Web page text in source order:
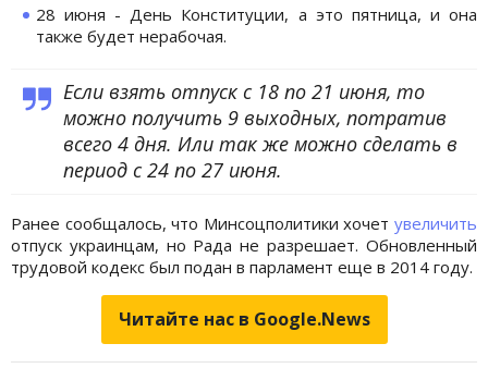
28 июня - День Конституции, а это пятница, и она
также будет нерабочая.
Если взять отпуск с 18 по 21 июня, то
можно получить 9 выходных, потратив
всего 4 дня. Или так же можно сделать в
период с 24 по 27 июня.
Ранее сообщалось, что Минсоцполитики хочет увеличить
отпуск украинцам, но Рада не разрешает. Обновленный
трудовой кодекс был подан в парламент еще в 2014 году.
Читайте нас в Google.News